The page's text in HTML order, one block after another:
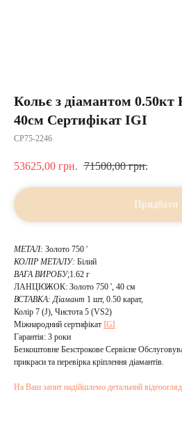
Кольє з діамантом 0.50кт
40см Сертифікат IGI
CP75-2246
53625,00 грн. 71500,00 грн.
Придбати
МЕТАЛ: Золото 750 '
КОЛІР МЕТАЛУ: Білий
ВАГА ВИРОБУ;1.62 г
ЛАНЦЮЖОК: Золото 750 ', 40 см
ВСТАВКА: Діамант 1 шт, 0.50 карат,
Колір 7 (J), Чистота 5 (VS2)
Mіжнародний сертифікат IGI
Гарантія: 3 роки
Безкоштовне Безстрокове Сервісне
прикраси та перевірка кріплення діамантів.
На Ваш запит надійшлемо детальний